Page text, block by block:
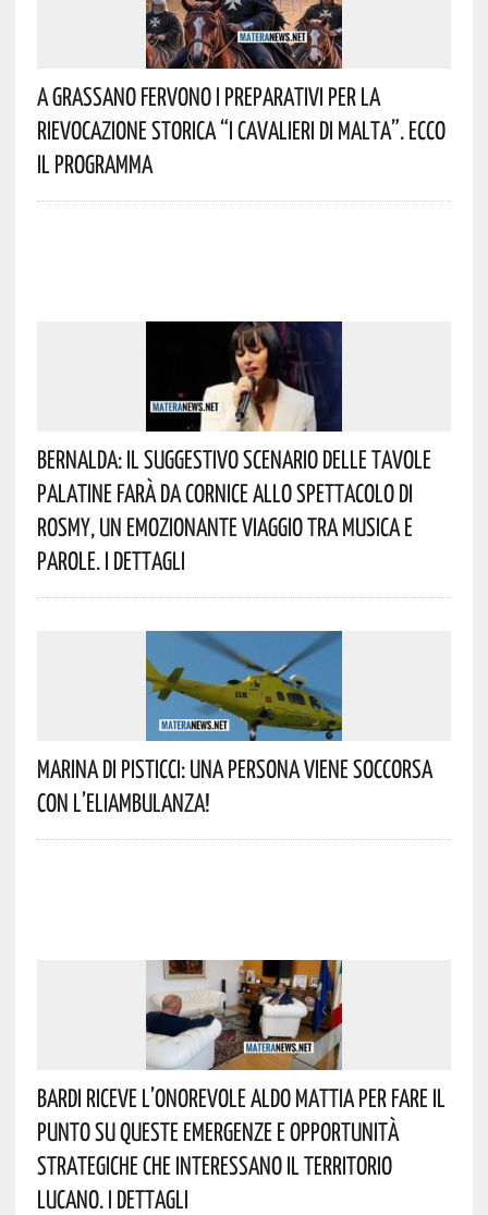
A Grassano Fervono I Preparativi Per La
Rievocazione Storica “I CAVALIERI DI MALTA”. Ecco
Il Programma
Bernalda: Il Suggestivo Scenario Delle Tavole
Palatine Farà Da Cornice Allo Spettacolo Di
Rosmy, Un Emozionante Viaggio Tra Musica E
Parole. I Dettagli
Marina Di Pisticci: Una Persona Viene Soccorsa
Con L’eliambulanza!
Bardi Riceve L’onorevole Aldo Mattia Per Fare Il
Punto Su Queste Emergenze E Opportunità
Strategiche Che Interessano Il Territorio
Lucano. I Dettagli